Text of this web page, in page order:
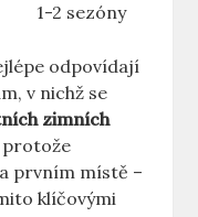
1-2 sezóny
odpovídají
v nichž se
zimních
prvním místě –
klíčovými